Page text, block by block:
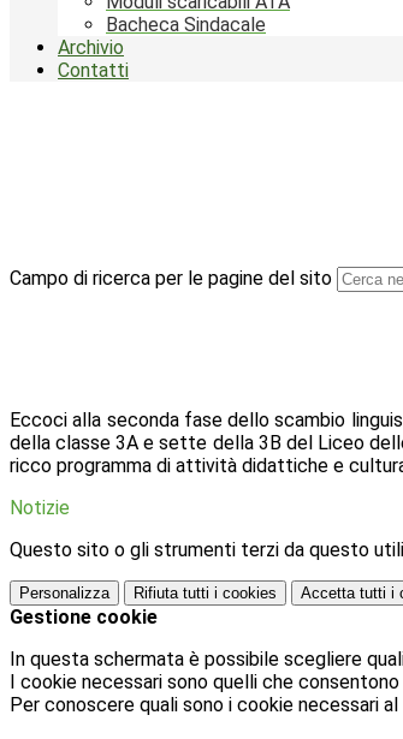
Bacheca Sindacale
Archivio
Contatti
Campo di ricerca per le pagine del sito
Eccoci alla seconda fase dello scambio
della classe 3A e sette della 3B del Liceo
ricco programma di attività didattiche e
Notizie
Questo sito o gli strumenti terzi da questo
Personalizza Rifiuta tutti i cookies Accetta tutti i
Gestione cookie
In questa schermata è possibile scegliere
I cookie necessari sono quelli che
Per conoscere quali sono i cookie necessari